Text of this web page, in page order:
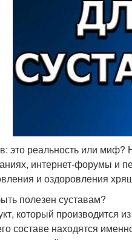
это реальность или
интернет-форумы и
и оздоровления
полезен суставам?
который производится
составе находятся